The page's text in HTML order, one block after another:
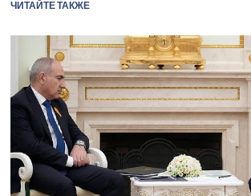
ЧИТАЙТЕ ТАКЖЕ